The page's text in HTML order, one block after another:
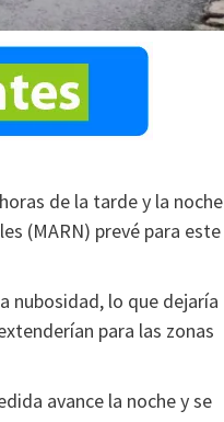
de la tarde y la noche
(MARN) prevé para este
nubosidad, lo que dejaría
para las zonas
avance la noche y se